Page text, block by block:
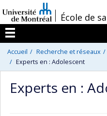
au
contenu
/École de
Menu
Accueil Recherche et réseaux
Experts en : Adolescent
Experts en :